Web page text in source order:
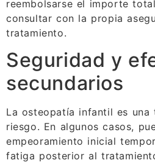
reembolsarse el importe
consultar con la propia
tratamiento.
Seguridad y
secundarios
La osteopatía infantil es una
riesgo. En algunos casos,
empeoramiento inicial
fatiga posterior al